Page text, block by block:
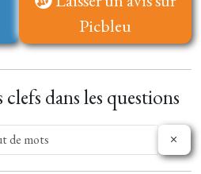
Picbleu
dans les questions